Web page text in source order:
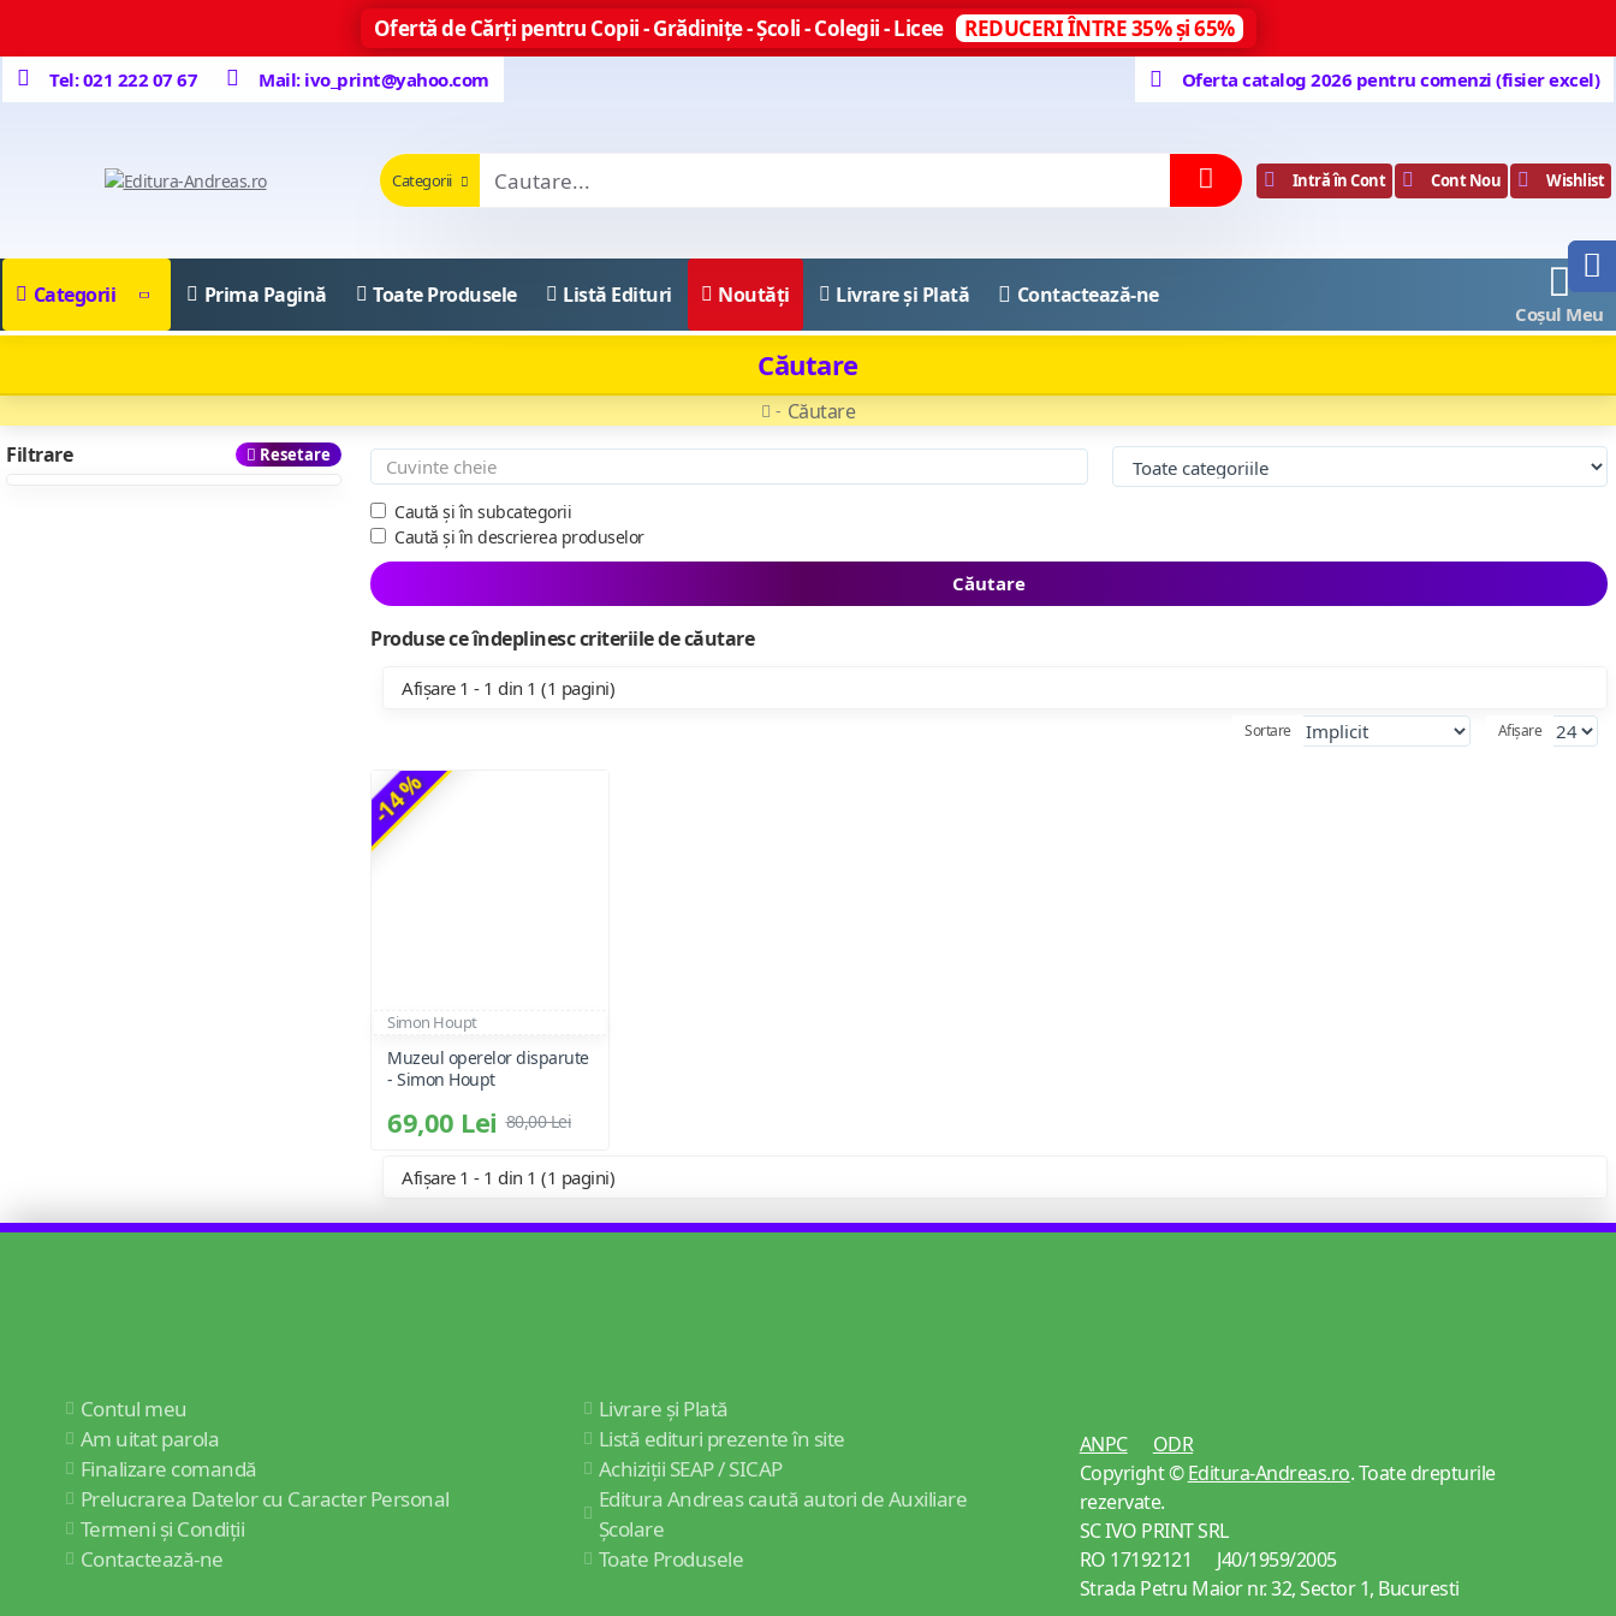
Ofertă de Cărți pentru Copii - Grădinițe - Școli - Colegii - Licee REDUCERI ÎNTRE 35% și 65%
Tel: 021 222 07 67 Mail: ivo_print@yahoo.com Oferta catalog 2026 pentru comenzi (fisier excel)
Categorii Intră în Cont Cont Nou Wishlist
Categorii Prima Pagină Toate Produsele Listă Edituri Noutăți Livrare și Plată Contactează-ne
Coșul Meu
Căutare
Căutare
Filtrare Resetare
Caută și în subcategorii
Caută și în descrierea produselor
Căutare
Produse ce îndeplinesc criteriile de căutare
Afișare 1 - 1 din 1 (1 pagini)
Sortare Afișare
-14 %
Simon Houpt
Muzeul operelor disparute
- Simon Houpt
69,00 Lei 80,00 Lei
Afișare 1 - 1 din 1 (1 pagini)
Contul meu
Am uitat parola
Finalizare comandă
Prelucrarea Datelor cu Caracter Personal
Termeni și Condiții
Contactează-ne
Livrare și Plată
Listă edituri prezente în site
Achiziții SEAP / SICAP
Editura Andreas caută autori de Auxiliare
Școlare
Toate Produsele
ANPC
ODR
Copyright ©Editura-Andreas.ro. Toate drepturile
rezervate.
SC IVO PRINT SRL
RO 17192121 J40/1959/2005
Strada Petru Maior nr. 32, Sector 1, Bucuresti